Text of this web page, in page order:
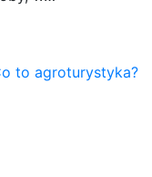
to agroturystyka?